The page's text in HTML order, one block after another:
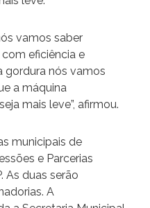
vamos saber
eficiência e
gordura nós vamos
a máquina
mais leve”, afirmou.
municipais de
e Parcerias
As duas serão
A